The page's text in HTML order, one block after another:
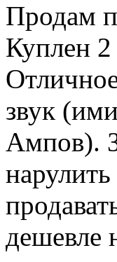
Продам
Куплен 2
звук
Ампов).
дешевле